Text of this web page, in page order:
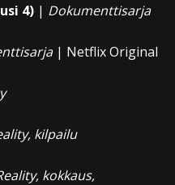
4) | Dokumenttisarja
| Netflix Original
kilpailu
kokkaus,